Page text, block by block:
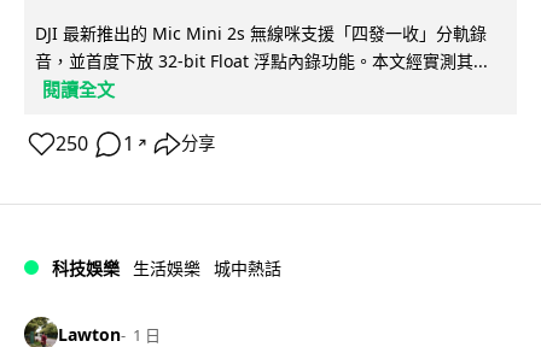
DJI 最新推出的 Mic Mini 2s 無線咪支援「四發一收」分軌錄
音，並首度下放 32-bit Float 浮點內錄功能。本文經實測其...
閱讀全文
250 1 ↗ 分享
科技娛樂 生活娛樂 城中熱話
Lawton 1 日